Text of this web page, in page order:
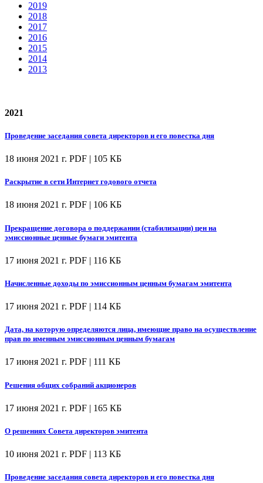
2019
2018
2017
2016
2015
2014
2013
2021
Проведение заседания совета директоров и его повестка дня
18 июня 2021 г. PDF | 105 КБ
Раскрытие в сети Интернет годового отчета
18 июня 2021 г. PDF | 106 КБ
Прекращение договора о поддержании (стабилизации) цен на
эмиссионные ценные бумаги эмитента
17 июня 2021 г. PDF | 116 КБ
Начисленные доходы по эмиссионным ценным бумагам эмитента
17 июня 2021 г. PDF | 114 КБ
Дата, на которую определяются лица, имеющие право на осуществление
прав по именным эмиссионным ценным бумагам
17 июня 2021 г. PDF | 111 КБ
Решения общих собраний акционеров
17 июня 2021 г. PDF | 165 КБ
О решениях Совета директоров эмитента
10 июня 2021 г. PDF | 113 КБ
Проведение заседания совета директоров и его повестка дня